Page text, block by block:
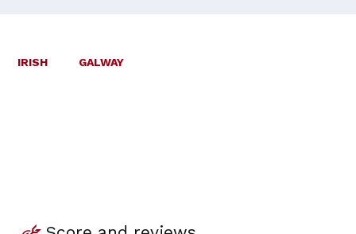
IRISH GALWAY